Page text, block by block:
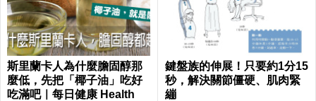
斯里蘭卡人為什麼膽固醇那
麼低，先把「椰子油」吃好
吃滿吧｜每日健康 Health
鍵盤族的伸展！只要約1分15
秒，解決關節僵硬、肌肉緊
繃